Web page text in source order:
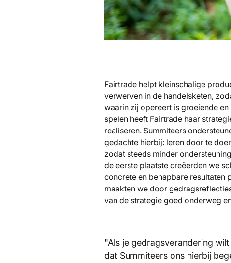
Fairtrade helpt kleinschalige
verwerven in de handelsketen,
waarin zij opereert is groeiende
spelen heeft Fairtrade haar
realiseren. Summiteers
gedachte hierbij: leren door te
zodat steeds minder
de eerste plaatste creëerden we
concrete en behapbare resultaten
maakten we door
van de strategie goed onderweg
"Als je gedragsverandering
dat Summiteers ons hierbij